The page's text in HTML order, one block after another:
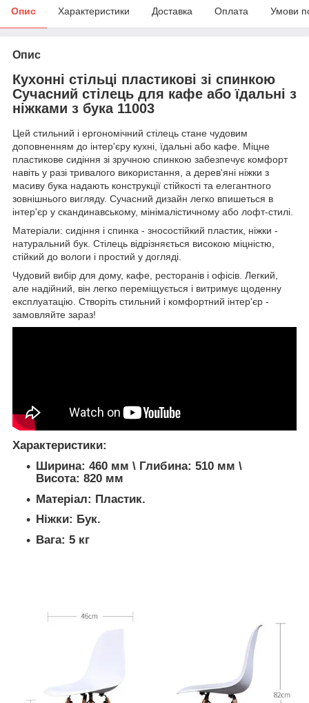
Опис Характеристики Доставка Оплата Умови
Опис
Кухонні стільці пластикові зі спинкою
Сучасний стілець для кафе або їдальні з
ніжками з бука 11003
Цей стильний і ергономічний стілець стане чудовим
доповненням до інтер'єру кухні, їдальні або кафе. Міцне
пластикове сидіння зі зручною спинкою забезпечує комфорт
навіть у разі тривалого використання, а дерев'яні ніжки з
масиву бука надають конструкції стійкості та елегантного
зовнішнього вигляду. Сучасний дизайн легко впишеться в
інтер'єр у скандинавському, мінімалістичному або лофт-стилі.
Матеріали: сидіння і спинка - зносостійкий пластик, ніжки -
натуральний бук. Стілець відрізняється високою міцністю,
стійкий до вологи і простий у догляді.
Чудовий вибір для дому, кафе, ресторанів і офісів. Легкий,
але надійний, він легко переміщується і витримує щоденну
експлуатацію. Створіть стильний і комфортний інтер'єр -
замовляйте зараз!
Характеристики:
Ширина: 460 мм \ Глибина: 510 мм \
Висота: 820 мм
Матеріал: Пластик.
Ніжки: Бук.
Вага: 5 кг